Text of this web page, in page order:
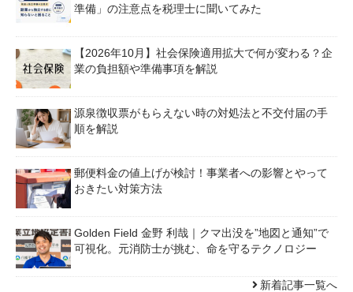
準備」の注意点を税理士に聞いてみた
【2026年10月】社会保険適用拡大で何が変わる？企
業の負担額や準備事項を解説
源泉徴収票がもらえない時の対処法と不交付届の手
順を解説
郵便料金の値上げが検討！事業者への影響とやって
おきたい対策方法
Golden Field 金野 利哉｜クマ出没を”地図と通知”で
可視化。元消防士が挑む、命を守るテクノロジー
新着記事一覧へ